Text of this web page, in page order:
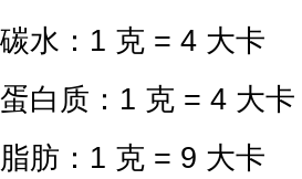
碳水：1 克 = 4 大卡
蛋白质：1 克 = 4 大卡
脂肪：1 克 = 9 大卡